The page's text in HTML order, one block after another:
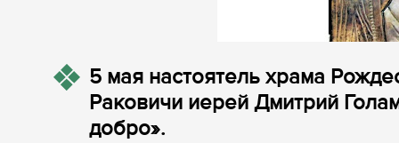
5 мая настоятель храма
Раковичи иерей Дмитрий
добро».